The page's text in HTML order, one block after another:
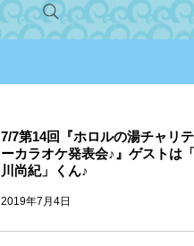
7/7第14回『ホロルの湯チャリテ
ーカラオケ発表会♪』ゲストは「
川尚紀」くん♪
2019年7月4日